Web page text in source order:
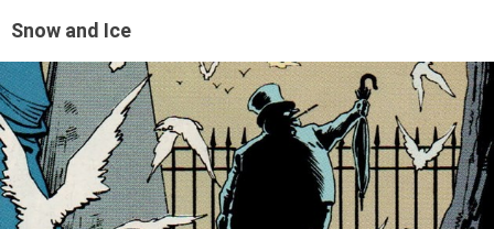
Snow and Ice